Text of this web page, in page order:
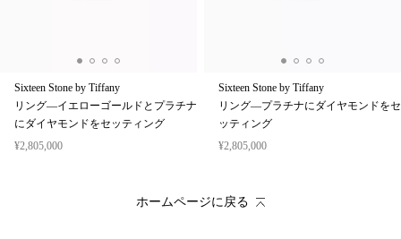
Sixteen Stone by Tiffany
リング—イエローゴールドとプラチナ
にダイヤモンドをセッティング
¥2,805,000
Sixteen Stone by Tiffany
リング—プラチナにダイヤモンドをセ
ッティング
¥2,805,000
ホームページに戻る